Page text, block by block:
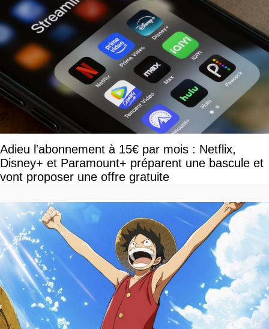
Adieu l'abonnement à 15€ par mois : Netflix,
Disney+ et Paramount+ préparent une bascule et
vont proposer une offre gratuite